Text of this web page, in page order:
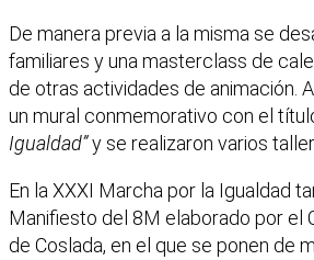
De manera previa a la misma se
familiares y una masterclass de
de otras actividades de animación.
un mural conmemorativo con el
Igualdad”y se realizaron varios
En la XXXI Marcha por la Igualdad
Manifiesto del 8M elaborado por el
de Coslada, en el que se ponen de